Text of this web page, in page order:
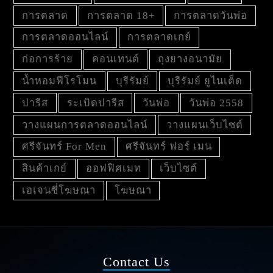
การตลาด
การตลาด 18+
การตลาดวันพ่อ
การตลาดออนไลน์
การตลาดเกย์
ก่อการร้าย
คอนเทนต์
ถุงยางอนามัย
น้ำหอมฟีโรโมน
บุรีรัมย์
บุรีรัมย์ ยูไนเต็ด
ปารีส
ระเบิดปารีส วันพ่อ
วันพ่อ 2558
วางแผนการตลาดออนไลน์
วางแผนเว็บไซต์
ศรีจันทร์ For Men
ศรีจันทร์ ฟอร์ เมน
สินค้าเกย์
ออฟฟิศเมท
เว็บไซต์
เอเจนซี่โฆษณา
โฆษณา
Contact Us